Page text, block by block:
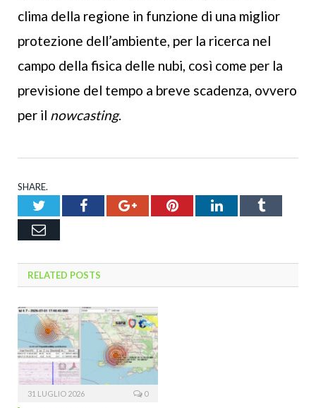
clima della regione in funzione di una miglior
protezione dell’ambiente, per la ricerca nel
campo della fisica delle nubi, così come per la
previsione del tempo a breve scadenza, ovvero
per il nowcasting.
SHARE.
TwitterFacebookGoogle+PinterestLinkedInTumblr
Email
RELATED POSTS
31 LUGLIO 2026 0